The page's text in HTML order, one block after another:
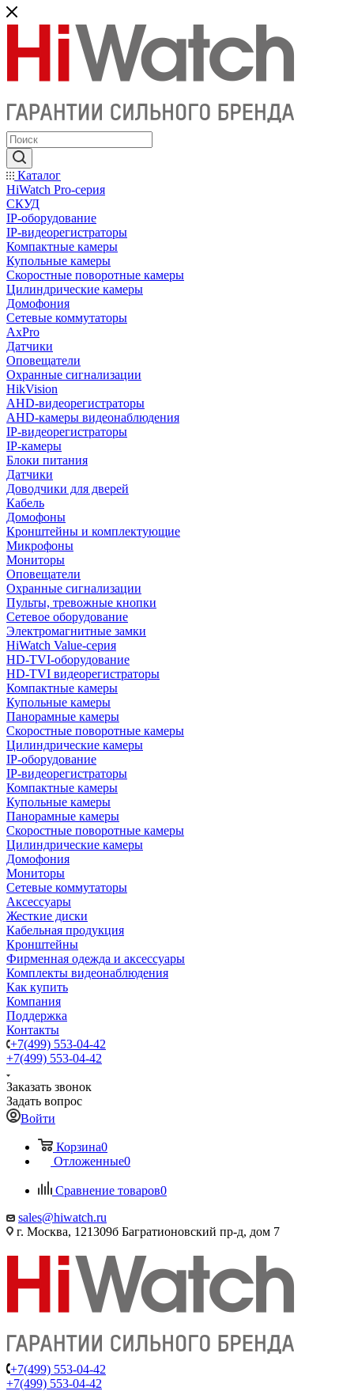
Каталог
HiWatch Pro-серия
CКУД
IP-оборудование
IP-видеорегистраторы
Компактные камеры
Купольные камеры
Скоростные поворотные камеры
Цилиндрические камеры
Домофония
Сетевые коммутаторы
AxPro
Датчики
Оповещатели
Охранные сигнализации
HikVision
AHD-видеорегистраторы
AHD-камеры видеонаблюдения
IP-видеорегистраторы
IP-камеры
Блоки питания
Датчики
Доводчики для дверей
Кабель
Домофоны
Кронштейны и комплектующие
Микрофоны
Мониторы
Оповещатели
Охранные сигнализации
Пульты, тревожные кнопки
Сетевое оборудование
Электромагнитные замки
HiWatch Value-серия
HD-TVI-оборудование
HD-TVI видеорегистраторы
Компактные камеры
Купольные камеры
Панорамные камеры
Скоростные поворотные камеры
Цилиндрические камеры
IP-оборудование
IP-видеорегистраторы
Компактные камеры
Купольные камеры
Панорамные камеры
Скоростные поворотные камеры
Цилиндрические камеры
Домофония
Мониторы
Сетевые коммутаторы
Аксессуары
Жесткие диски
Кабельная продукция
Кронштейны
Фирменная одежда и аксессуары
Комплекты видеонаблюдения
Как купить
Компания
Поддержка
Контакты
+7(499) 553-04-42
+7(499) 553-04-42
Заказать звонок
Задать вопрос
Войти
Корзина0
Отложенные0
Сравнение товаров0
sales@hiwatch.ru
г. Москва, 121309б Багратионовский пр-д, дом 7
+7(499) 553-04-42
+7(499) 553-04-42